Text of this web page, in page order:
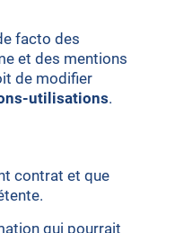
facto des
et des mentions
de modifier
utilisations.
contrat et que
qui pourrait